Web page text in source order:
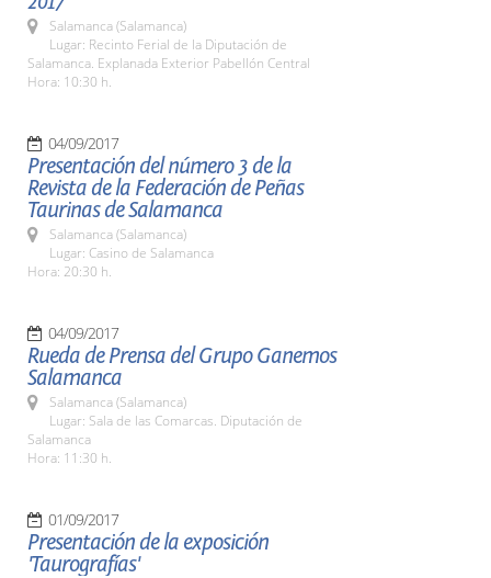
Salamanca (Salamanca)
Lugar: Recinto Ferial de la Diputación de
Salamanca. Explanada Exterior Pabellón Central
Hora: 10:30 h.
04/09/2017
Presentación del número 3 de la
Revista de la Federación de Peñas
Taurinas de Salamanca
Salamanca (Salamanca)
Lugar: Casino de Salamanca
Hora: 20:30 h.
04/09/2017
Rueda de Prensa del Grupo Ganemos
Salamanca
Salamanca (Salamanca)
Lugar: Sala de las Comarcas. Diputación de
Salamanca
Hora: 11:30 h.
01/09/2017
Presentación de la exposición
'Taurografías'